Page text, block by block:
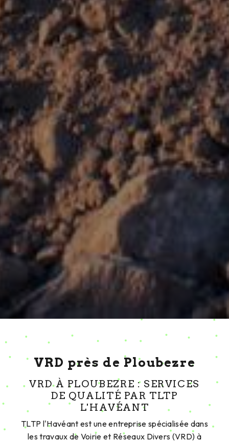
VRD près de Ploubezre
VRD À PLOUBEZRE : SERVICES
DE QUALITÉ PAR TLTP
L'HAVÉANT
TLTP l'Havéant est une entreprise spécialisée dans
les travaux de Voirie et Réseaux Divers (VRD) à